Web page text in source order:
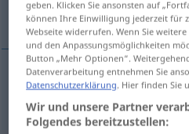
megőriz
megőriz aufbewahren
geben. Klicken Sie ansonsten auf
können Ihre Einwilligung jederzeit für
Webseite widerrufen. Wenn Sie
und den Anpassungsmöglichkeiten
Button „Mehr Optionen“.
Datenverarbeitung entnehmen Sie
Datenschutzerklärung. Hier finden Sie
Wir und unsere Partner
Folgendes bereitzustellen: